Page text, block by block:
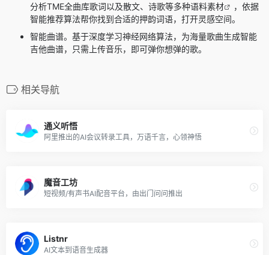
分析TME全曲库歌词以及散文、诗歌等多种语料素材
，依据
智能推荐算法帮你找到合适的押韵词语，打开灵感空间。
智能曲谱。基于深度学习神经网络算法，为海量歌曲生成智能
吉他曲谱，只需上传音乐，即可弹你想弹的歌。
相关导航
通义听悟
阿里推出的AI会议转录工具，万语千言，心领神悟
魔音工坊
短视频/有声书AI配音平台，由出门问问推出
Listnr
AI文本到语音生成器